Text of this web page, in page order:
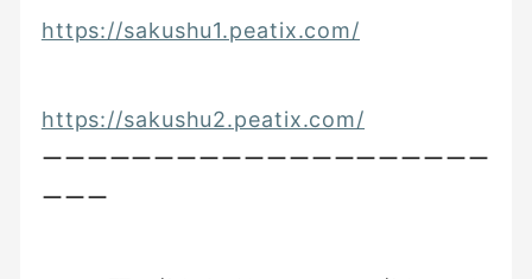
https://sakushu1.peatix.com/
https://sakushu2.peatix.com/
ーーーーーーーーーーーーーーーーーーーー
ーーー